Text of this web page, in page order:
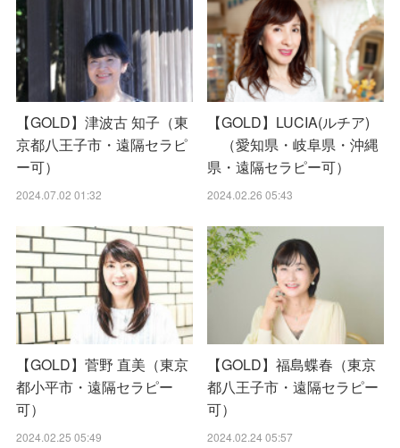
【GOLD】津波古 知子（東
京都八王子市・遠隔セラピ
ー可）
2024.07.02 01:32
【GOLD】LUCIA(ルチア)
（愛知県・岐阜県・沖縄
県・遠隔セラピー可）
2024.02.26 05:43
【GOLD】菅野 直美（東京
都小平市・遠隔セラピー
可）
2024.02.25 05:49
【GOLD】福島蝶春（東京
都八王子市・遠隔セラピー
可）
2024.02.24 05:57